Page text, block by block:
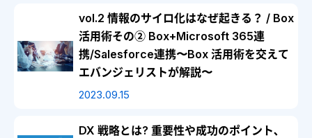
vol.2 情報のサイロ化はなぜ起きる？ / Box
活用術その② Box+Microsoft 365連
携/Salesforce連携〜Box 活用術を交えて
エバンジェリストが解説〜
2023.09.15
DX 戦略とは? 重要性や成功のポイント､